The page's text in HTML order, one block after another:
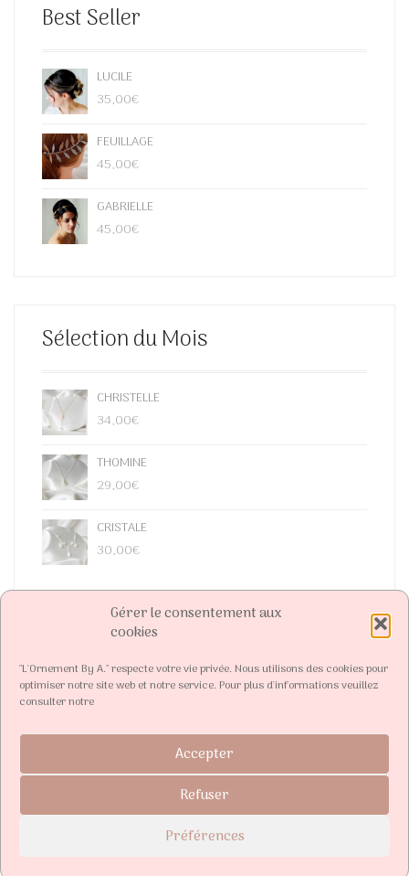
Gérer le consentement aux
cookies
"L'Ornement By A." respecte votre vie privée. Nous utilisons des cookies pour
optimiser notre site web et notre service. Pour plus d'informations veuillez
consulter notre
Accepter
Refuser
Préférences
Best Seller
LUCILE
35,00€
FEUILLAGE
45,00€
GABRIELLE
45,00€
Sélection du Mois
CHRISTELLE
34,00€
THOMINE
29,00€
CRISTALE
30,00€
| Bijoux et accessoires de mariage sur-mesure |
ParDavid Poudray
Paiement 100% sécurisé - Visa, Mastercard, Paypal